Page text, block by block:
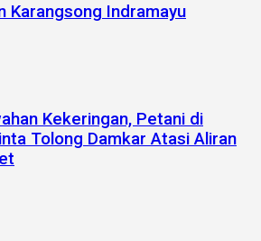
Karangsong Indramayu
Kekeringan, Petani di
Tolong Damkar Atasi Aliran